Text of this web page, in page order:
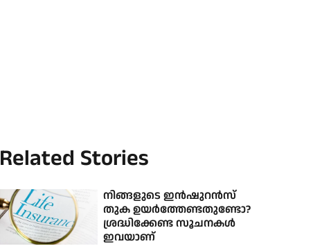
Related Stories
നിങ്ങളുടെ ഇൻഷുറൻസ്
തുക ഉയർത്തേണ്ടതുണ്ടോ?
ശ്രദ്ധിക്കേണ്ട സൂചനകൾ
ഇവയാണ്